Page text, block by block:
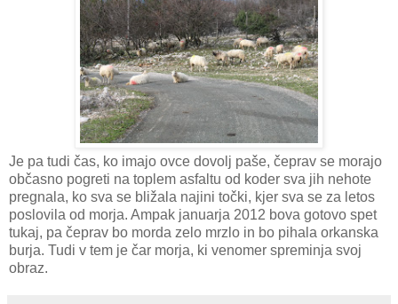
Je pa tudi čas, ko imajo ovce dovolj paše, čeprav se morajo
občasno pogreti na toplem asfaltu od koder sva jih nehote
pregnala, ko sva se bližala najini točki, kjer sva se za letos
poslovila od morja. Ampak januarja 2012 bova gotovo spet
tukaj, pa čeprav bo morda zelo mrzlo in bo pihala orkanska
burja. Tudi v tem je čar morja, ki venomer spreminja svoj
obraz.